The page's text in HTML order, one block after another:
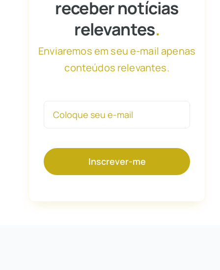
receber notícias
relevantes.
Enviaremos em seu e-mail apenas
conteúdos relevantes.
Inscrever-me